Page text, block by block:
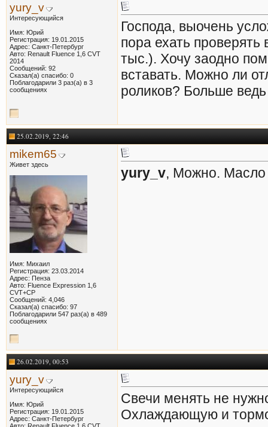
yury_v
Интересующийся
Имя: Юрий
Регистрация: 19.01.2015
Адрес: Санкт-Петербург
Авто: Renault Fluence 1,6 CVT
2014
Сообщений: 92
Сказал(а) спасибо: 0
Поблагодарили 3 раз(а) в 3
сообщениях
Господа, выочень
пора ехать
тыс.). Хочу заодно
вставать. Можно ли
роликов? Больше
25.02.2019, 22:46
mikem65
Живет здесь
Имя: Михаил
Регистрация: 23.03.2014
Адрес: Пенза
Авто: Fluence Expression 1,6
CVT+СР
Сообщений: 4,046
Сказал(а) спасибо: 97
Поблагодарили 547 раз(а) в 489
сообщениях
yury_v, Можно. Масло
26.02.2019, 00:53
yury_v
Интересующийся
Имя: Юрий
Регистрация: 19.01.2015
Адрес: Санкт-Петербург
Свечи менять не
Охлаждающую и